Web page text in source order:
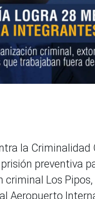
la
preventiva
Los
Aeropuerto